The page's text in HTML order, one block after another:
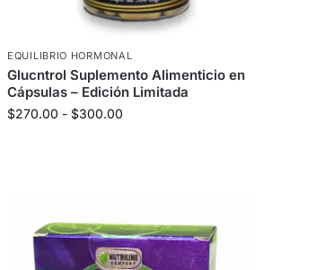
EQUILIBRIO HORMONAL
Glucntrol Suplemento Alimenticio en
Cápsulas – Edición Limitada
$270.00 - $300.00